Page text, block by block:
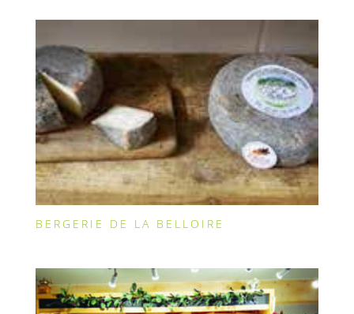
BERGERIE DE LA BELLOIRE